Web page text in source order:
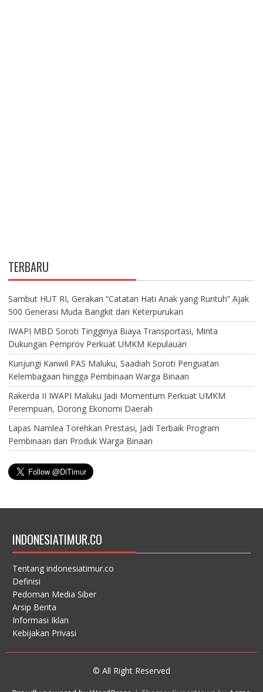
TERBARU
Sambut HUT RI, Gerakan “Catatan Hati Anak yang Runtuh” Ajak
500 Generasi Muda Bangkit dari Keterpurukan
IWAPI MBD Soroti Tingginya Biaya Transportasi, Minta
Dukungan Pemprov Perkuat UMKM Kepulauan
Kunjungi Kanwil PAS Maluku, Saadiah Soroti Penguatan
Kelembagaan hingga Pembinaan Warga Binaan
Rakerda II IWAPI Maluku Jadi Momentum Perkuat UMKM
Perempuan, Dorong Ekonomi Daerah
Lapas Namlea Torehkan Prestasi, Jadi Terbaik Program
Pembinaan dan Produk Warga Binaan
INDONESIATIMUR.CO
Tentang indonesiatimur.co
Definisi
Pedoman Media Siber
Arsip Berita
Informasi Iklan
Kebijakan Privasi
© All Right Reserved